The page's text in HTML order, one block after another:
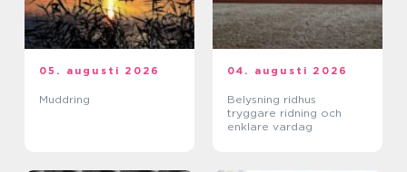
05. augusti 2026
Muddring
04. augusti 2026
Belysning ridhus
tryggare ridning och
enklare vardag